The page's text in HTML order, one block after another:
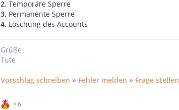
2. Temporäre Sperre
3. Permanente Sperre
4. Löschung des Accounts
Grüße
Tute
Vorschlag schreiben » Fehler melden » Frage stellen
6